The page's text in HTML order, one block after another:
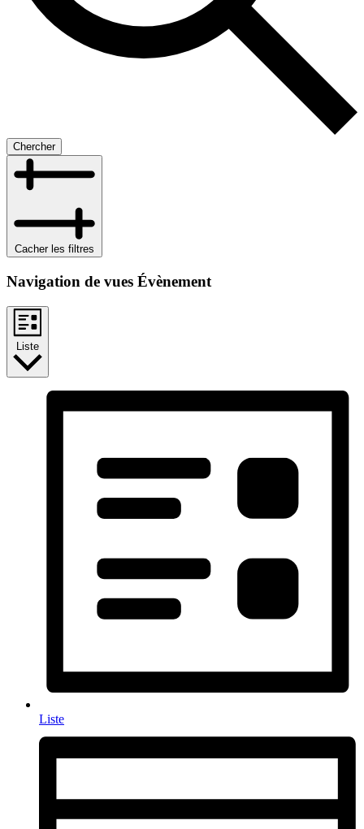
Chercher
Cacher les filtres
Navigation de vues Évènement
Liste
Liste